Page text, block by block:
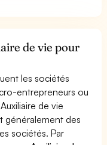
de vie pour
les sociétés
entrepreneurs ou
de vie
généralement des
sociétés. Par